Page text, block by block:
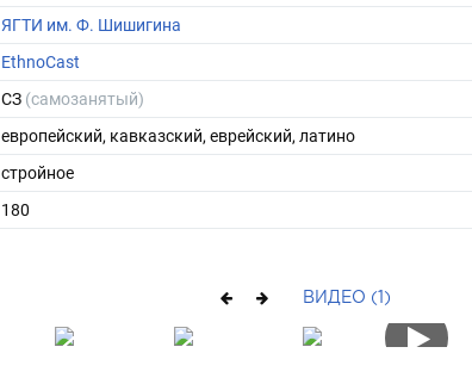
ЯГТИ им. Ф. Шишигина
EthnoCast
СЗ (самозанятый)
европейский, кавказский, еврейский, латино
стройное
180
ВИДЕО (1)